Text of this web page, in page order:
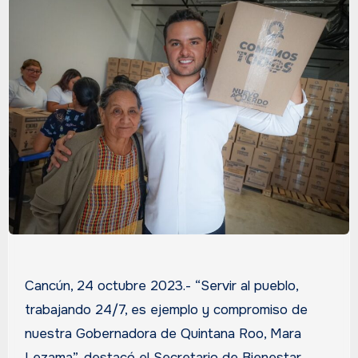
Cancún, 24 octubre 2023.- “Servir al pueblo,
trabajando 24/7, es ejemplo y compromiso de
nuestra Gobernadora de Quintana Roo, Mara